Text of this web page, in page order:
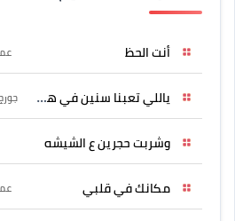
أنت الحظ
ياللي تعبنا سنين في هواه
وشربت حجرين ع الشيشه
مكانك في قلبي